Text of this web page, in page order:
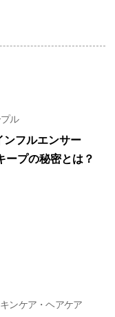
ル
ンフルエンサー
プの秘密とは？
ンケア・ヘアケア